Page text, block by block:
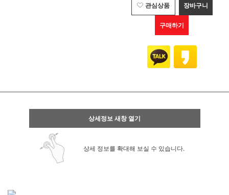
관심상품 장바구니
구매하기
상세정보 새창 열기
상세 정보를 확대해 보실 수 있습니다.